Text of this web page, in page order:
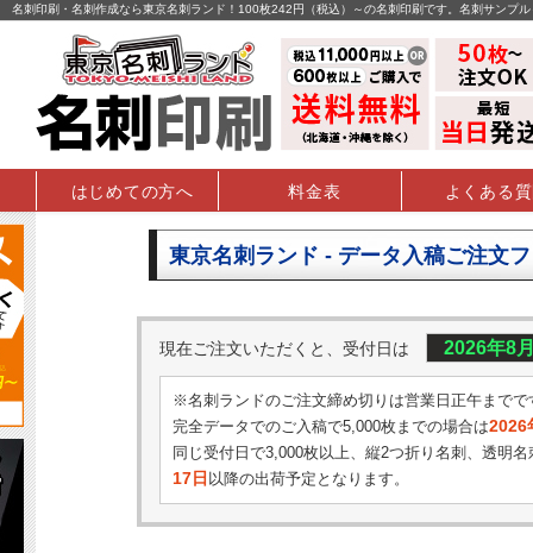
名刺印刷・名刺作成なら東京名刺ランド！100枚242円（税込）～の名刺印刷です。名刺サンプ
はじめての方へ 料金表 よくある
東京名刺ランド - データ入稿ご注文
現在ご注文いただくと、受付日は 2026年8
※名刺ランドのご注文締め切りは営業日正午までで
完全データでのご入稿で5,000枚までの場合は2026
同じ受付日で3,000枚以上、縦2つ折り名刺、透明名
17日 以降の出荷予定となります。